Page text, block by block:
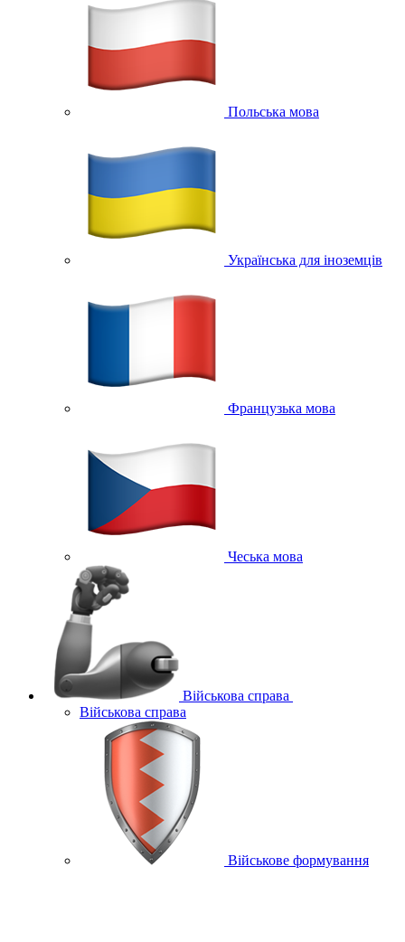
Польська мова
Українська для іноземців
Французька мова
Чеська мова
Військова справа
Військова справа
Військове формування